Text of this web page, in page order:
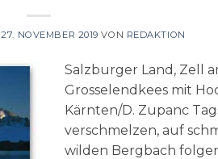
27. NOVEMBER 2019 VON REDAKTION
Salzburger Land, Zell
Grosselendkees mit
Kärnten/D. Zupanc
verschmelzen, auf
wilden Bergbach